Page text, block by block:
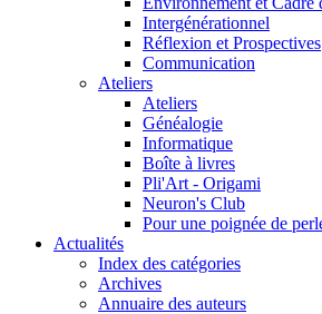
Intergénérationnel
Réflexion et Prospectives
Communication
Ateliers
Ateliers
Généalogie
Informatique
Boîte à livres
Pli'Art - Origami
Neuron's Club
Pour une poignée de
Actualités
Index des catégories
Archives
Annuaire des auteurs